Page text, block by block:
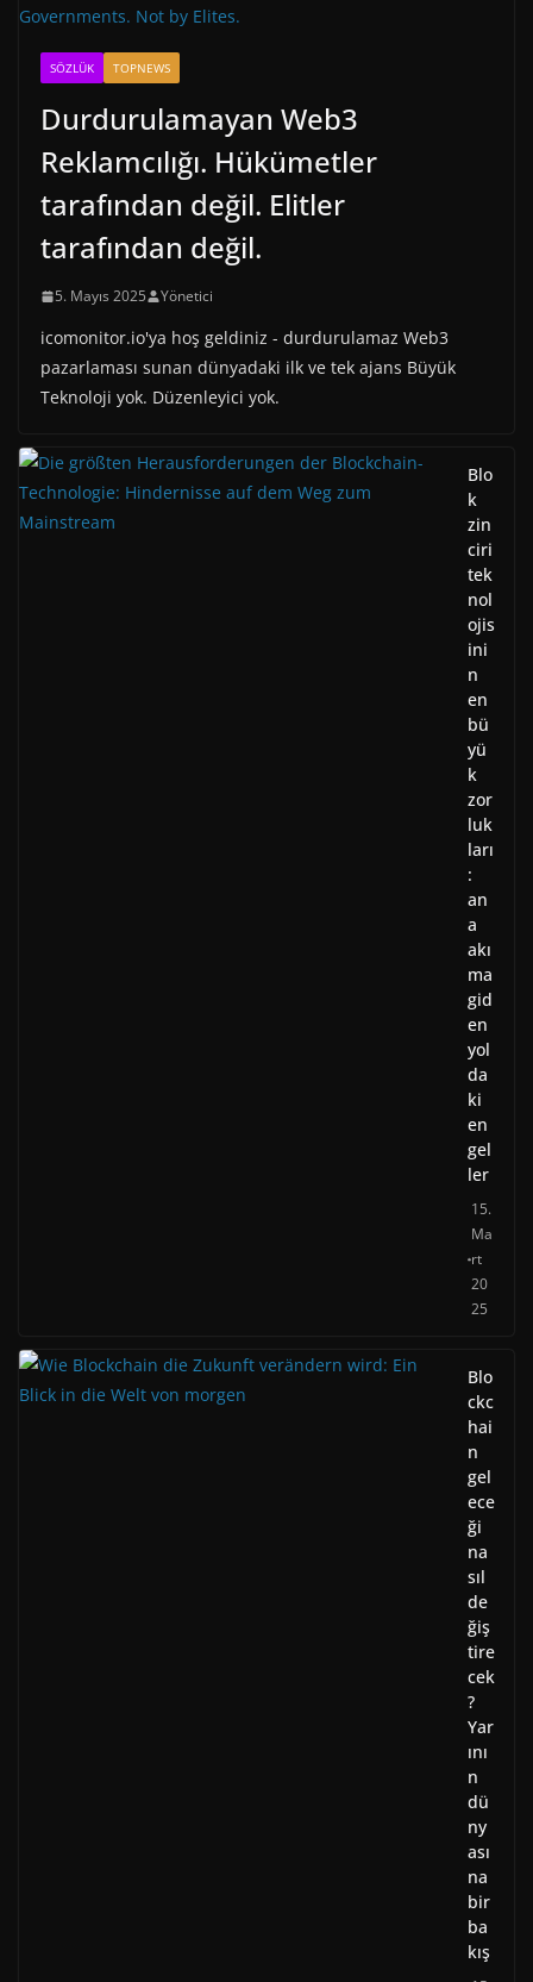
SÖZLÜK TOPNEWS
Durdurulamayan Web3
Reklamcılığı. Hükümetler
tarafından değil. Elitler
tarafından değil.
5. Mayıs 2025 Yönetici
icomonitor.io'ya hoş geldiniz - durdurulamaz Web3
pazarlaması sunan dünyadaki ilk ve tek ajans Büyük
Teknoloji yok. Düzenleyici yok.
Blo
k
zin
ciri
tek
nol
ojis
ini
n
en
bü
yü
k
zor
luk
ları
:
an
a
akı
ma
gid
en
yol
da
ki
en
gel
ler
15.
Ma
rt
20
25
Blo
ckc
hai
n
gel
ece
ği
na
sıl
de
ğiş
tire
cek
?
Yar
ını
n
dü
ny
ası
na
bir
ba
kış